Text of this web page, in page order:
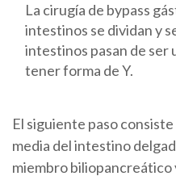
La cirugía de bypass
intestinos se dividan y
intestinos pasan de ser
tener forma de Y.
El siguiente paso
media del intestino
miembro biliopancreático